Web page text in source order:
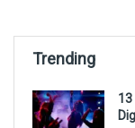
Trending
13